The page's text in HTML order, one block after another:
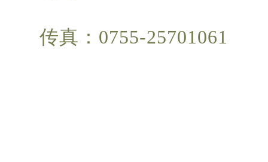
传真：0755-25701061